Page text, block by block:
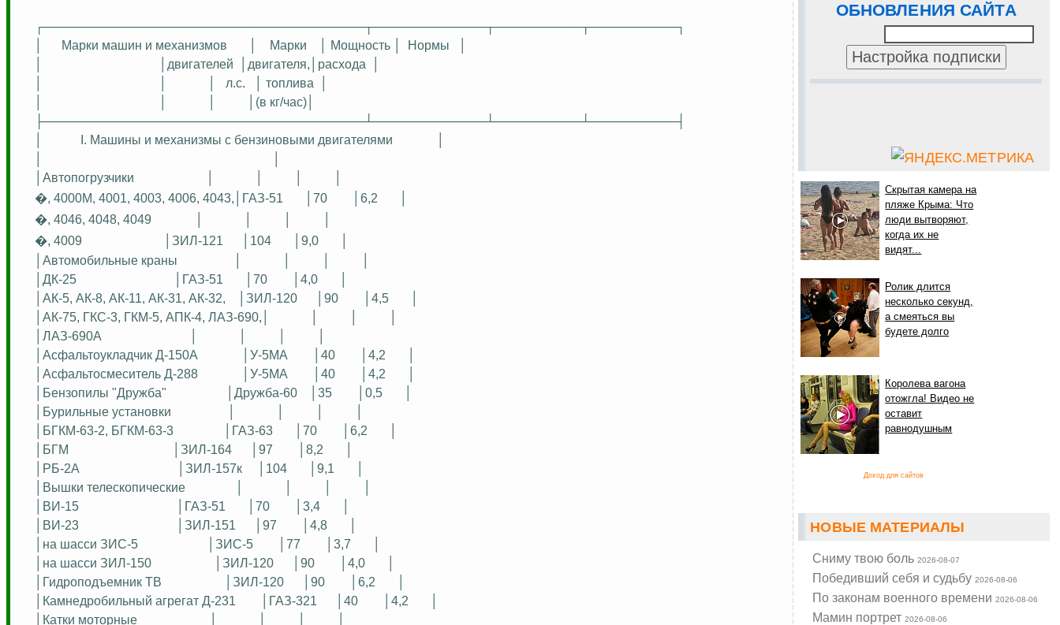
ОБНОВЛЕНИЯ САЙТА
Скрытая камера на
пляже Крыма: Что
люди вытворяют,
когда их не
видят...
Ролик длится
несколько секунд,
а смеяться вы
будете долго
Королева вагона
отожгла! Видео не
оставит
равнодушным
Доход для сайтов
НОВЫЕ МАТЕРИАЛЫ
Cниму твою боль2026-08-07
Победивший себя и судьбу2026-08-06
По законам военного времени2026-08-06
Мамин портрет2026-08-06
┌─────────────────────────────────────┬─────────────┬──────────┬──────────┐
Марки машин и механизмов Марки │ Мощность │ Нормы
│двигателей │двигателя,│расхода
л.с │ топлива
│(в кг/час)│
├─────────────────────────────────────┴─────────────┴──────────┴──────────┤
I. Машины и механизмы с бензиновыми двигателями
│Автопогрузчики
�, 4000М, 4001, 4003, 4006, 4043,│ГАЗ-51
│70 │6,2
�, 4046, 4048, 4049
�, 4009
│ЗИЛ-121 │104 │9,0
│Автомобильные краны
│ДК-25
│ГАЗ-51 │70 │4,0
│АК-5, АК-8, АК-11, АК-31, АК-32,
│ЗИЛ-120 │90 │4,5
│АК-75, ГКС-3, ГКМ-5, АПК-4, ЛАЗ-690,│
│ЛАЗ-690А
Асфальтоукладчик Д-150А │У-5МА │40 │4,2
Асфальтосмеситель Д-288 │У-5МА │40 │4,2
│Бензопилы "Дружба"
│Дружба-60 │35 │0,5
│Бурильные установки
│БГКМ-63-2, БГКМ-63-3
│ГАЗ-63 │70 │6,2
│БГМ
│ЗИЛ-164 │97 │8,2
│РБ-2А
│ЗИЛ-157к │104 │9,1
│Вышки телескопические
│ВИ-15
│ГАЗ-51 │70 │3,4
│ВИ-23
│ЗИЛ-151 │97 │4,8
│на шасси ЗИС-5
│ЗИС-5 │77 │3,7
│на шасси ЗИЛ-150
│ЗИЛ-120 │90 │4,0
│Гидроподъемник ТВ
│ЗИЛ-120 │90 │6,2
│Камнедробильный агрегат Д-231
│ГАЗ-321 │40 │4,2
│Катки моторные